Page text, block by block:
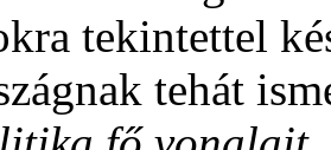
tekintettel
tehát